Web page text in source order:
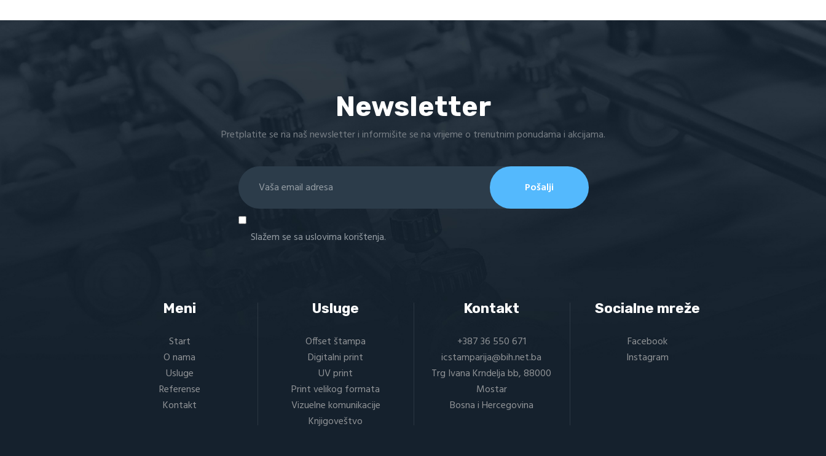
Newsletter
Pretplatite se na naš newsletter i informišite se na vrijeme o trenutnim ponudama i akcijama.
Slažem se sa uslovima korištenja.
Meni
Start
O nama
Usluge
Referense
Kontakt
Usluge
Offset štampa
Digitalni print
UV print
Print velikog formata
Vizuelne komunikacije
Knjigoveštvo
Kontakt
+387 36 550 671
icstamparija@bih.net.ba
Trg Ivana Krndelja bb, 88000
Mostar
Bosna i Hercegovina
Socialne mreže
Facebook
Instagram